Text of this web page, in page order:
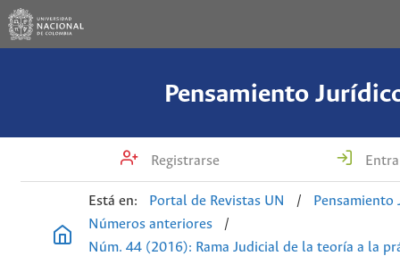
Pensamiento
Registrarse
Está en: Portal de Revistas UN /
Pensamiento
Números anteriores
/
Núm. 44 (2016): Rama Judicial de la teoría a la